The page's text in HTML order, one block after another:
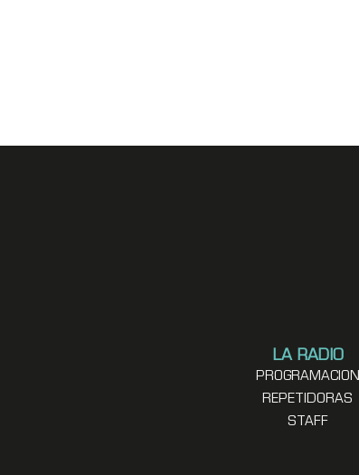
LA RADIO
PROGRAMACION
REPETIDORAS
STAFF